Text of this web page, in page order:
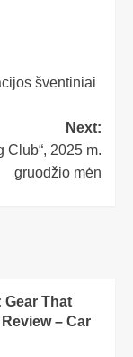
šventiniai
Next:
Club“, 2025 m.
gruodžio mėn
Gear That
– Car